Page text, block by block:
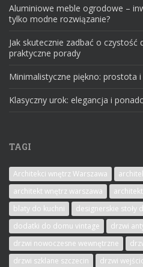
Aluminiowe meble ogrodowe –
tylko modne rozwiązanie?
Jak skutecznie zadbać o
praktyczne porady
Minimalistyczne piękno: prostota
Klasyczny urok: elegancja i
TAGI
Architekci wnętrz Warszawa
architekt wnętrz warszawa
blaty do kuchni
designerskie stoły
dodatki do domu vintage
drzwi
drzwi nowoczesne wewnętrzne
drzwi szklane szczecin
drzwi